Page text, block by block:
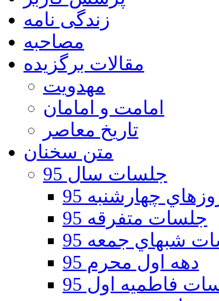
زندگی نامه
مصاحبه
مقالات برگزیده
مهدویت
امامت و امامان
تاریخ معاصر
متن سخنان
جلسات سال 95
چهارشنبه 95
جلسات متفرقه 95
شبهاي جمعه 95
دهه اول محرم 95
فاطمیه اول 95